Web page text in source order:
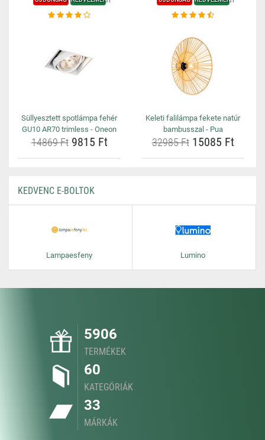
Süllyesztett spotlámpa fehér
GU10 AR70 trimless - Oneon
14869 Ft9815 Ft
Keleti falilámpa fekete natúr
bambusszal - Pua
32985 Ft15085 Ft
KEDVENC E-BOLTOK
Lampaesfeny Lumino
5906
TERMÉKEK
60
KATEGÓRIÁK
33
MÁRKÁK